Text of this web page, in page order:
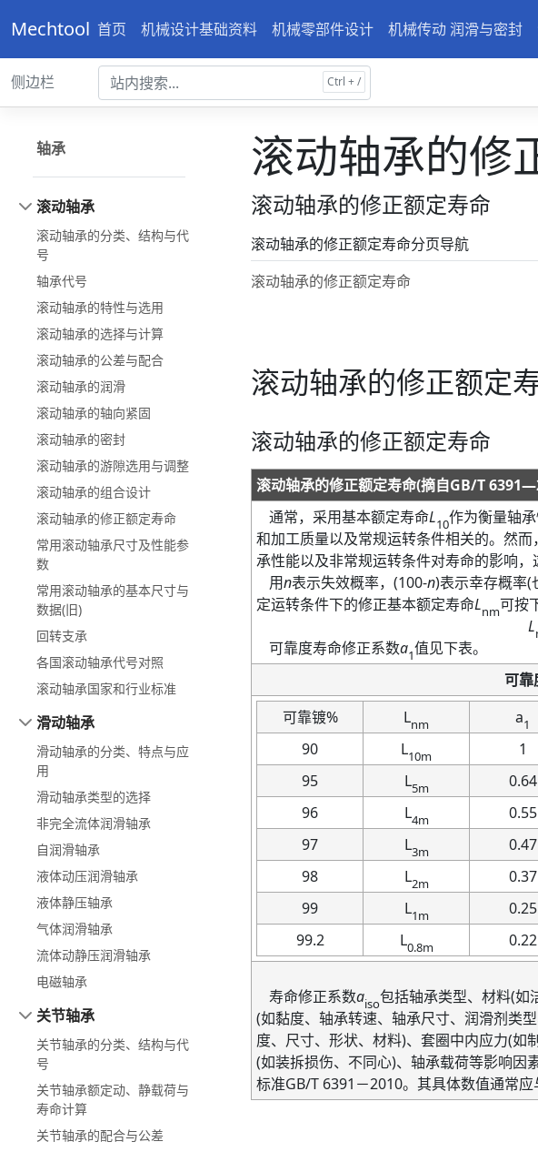
Mechtool 首页 机械设计基础资料 机械零部件设计 机械传动 润滑与密封
侧边栏
轴承
滚动轴承
滚动轴承的分类、结构与代
号
轴承代号
滚动轴承的特性与选用
滚动轴承的选择与计算
滚动轴承的公差与配合
滚动轴承的润滑
滚动轴承的轴向紧固
滚动轴承的密封
滚动轴承的游隙选用与调整
滚动轴承的组合设计
滚动轴承的修正额定寿命
常用滚动轴承尺寸及性能参
数
常用滚动轴承的基本尺寸与
数据(旧)
回转支承
各国滚动轴承代号对照
滚动轴承国家和行业标准
滑动轴承
滑动轴承的分类、特点与应
用
滑动轴承类型的选择
非完全流体润滑轴承
自润滑轴承
液体动压润滑轴承
液体静压轴承
气体润滑轴承
流体动静压润滑轴承
电磁轴承
关节轴承
关节轴承的分类、结构与代
号
关节轴承额定动、静载荷与
寿命计算
关节轴承的配合与公差
滚动轴承的修
滚动轴承的修正额定寿命
滚动轴承的修正额定寿命分页导航
滚动轴承的修正额定寿命
滚动轴承的修正额定
滚动轴承的修正额定寿命
滚动轴承的修正额定寿命(摘自GB/T 6391—
通常，采用基本额定寿命L10作为衡量轴
和加工质量以及常规运转条件相关的。然
承性能以及非常规运转条件对寿命的影响，
用n表示失效概率， (100-n)表示幸存概率(
定运转条件下的修正基本额定寿命Lnm可按
L
可靠度寿命修正系数a1值见下表。
可靠
可靠镀% Lnm a1
90 L10m 1
95
L5m 0.64
96
L4m 0.55
97
L3m 0.47
98
L2m 0.37
99
L1m 0.25
99.2
L0.8m 0.22
寿命修正系数aiso包括轴承类型、材料(如
(如黏度、轴承转速、轴承尺寸、润滑剂类
度、尺寸、形状、材料)、套圈中内应力(如
(如装拆损伤、不同心)、轴承载荷等影响因
标准GB/T 6391 －2010。其具体数值通常应